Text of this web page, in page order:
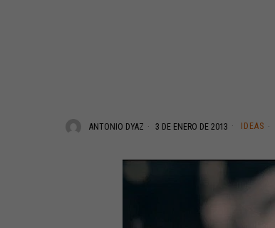
ANTONIO DYAZ 3 DE ENERO DE 2013 IDEAS